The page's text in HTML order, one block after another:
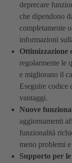
deprecare
che dipendono
completamente
informazioni
Ottimizzazione
regolarmente le
e migliorano il
Eseguire codice
vantaggi.
Nuove
aggiornamenti
funzionalità
meno problemi
Supporto per